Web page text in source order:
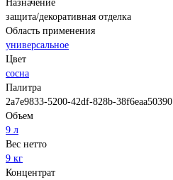
Назначение
защита/декоративная отделка
Область применения
универсальное
Цвет
сосна
Палитра
2a7e9833-5200-42df-828b-38f6eaa50390
Объем
9 л
Вес нетто
9 кг
Концентрат